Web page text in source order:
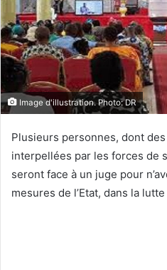
Image d'illustration. Photo: DR
Plusieurs personnes, dont
interpellées par les forces de
seront face à un juge pour
mesures de l’Etat, dans la